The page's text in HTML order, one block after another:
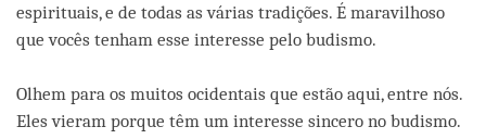
espirituais, e de todas as várias tradições. É maravilhoso
que vocês tenham esse interesse pelo budismo.
Olhem para os muitos ocidentais que estão aqui, entre nós.
Eles vieram porque têm um interesse sincero no budismo.